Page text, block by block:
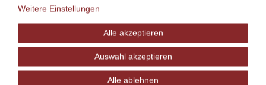
Weitere Einstellungen
Alle akzeptieren
Auswahl akzeptieren
Alle ablehnen